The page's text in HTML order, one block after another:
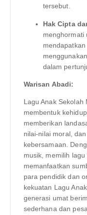
tersebut.
Hak Cipta
menghormati
dalam
Warisan Abadi:
Lagu Anak
membentuk
memberikan
nilai-nilai moral,
kebersamaan.
musik, memilih
memanfaatkan
para pendidik dan
kekuatan Lagu
generasi umat
sederhana dan